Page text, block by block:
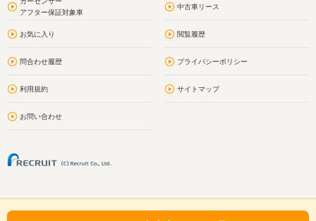
アフター保証対象車
中古車リース
お気に入り 閲覧履歴
問合わせ履歴 プライバシーポリシー
利用規約 サイトマップ
お問い合わせ